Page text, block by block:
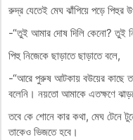
রুদ্র যেতেই মেঘ ঝাঁপিয়ে পড়ে পিহুর
-“তুই আমার দোষ দিলি কেনো? তুই
পিহু নিজেকে ছাড়াতে ছাড়াতে বলে,
-“আরে পুরুষ আটকায় বউয়ের কাছে
বলেনি। নয়তো আমাকে এতক্ষণে
তবে কে শোনে কার কথা, মেঘ টেনে
তাকেও ভিজতে হবে।